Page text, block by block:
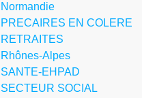
Normandie
PRECAIRES EN COLERE
RETRAITES
Rhônes-Alpes
SANTE-EHPAD
SECTEUR SOCIAL